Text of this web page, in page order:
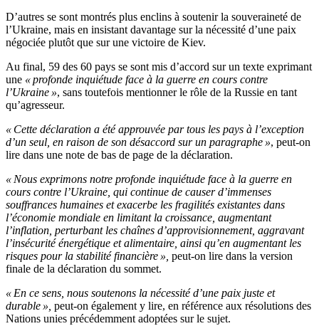
D’autres se sont montrés plus enclins à soutenir la souveraineté de
l’Ukraine, mais en insistant davantage sur la nécessité d’une paix
négociée plutôt que sur une victoire de Kiev.
Au final, 59 des 60 pays se sont mis d’accord sur un texte exprimant
une « profonde inquiétude face à la guerre en cours contre
l’Ukraine », sans toutefois mentionner le rôle de la Russie en tant
qu’agresseur.
« Cette déclaration a été approuvée par tous les pays à l’exception
d’un seul, en raison de son désaccord sur un paragraphe », peut-on
lire dans une note de bas de page de la déclaration.
« Nous exprimons notre profonde inquiétude face à la guerre en
cours contre l’Ukraine, qui continue de causer d’immenses
souffrances humaines et exacerbe les fragilités existantes dans
l’économie mondiale en limitant la croissance, augmentant
l’inflation, perturbant les chaînes d’approvisionnement, aggravant
l’insécurité énergétique et alimentaire, ainsi qu’en augmentant les
risques pour la stabilité financière », peut-on lire dans la version
finale de la déclaration du sommet.
« En ce sens, nous soutenons la nécessité d’une paix juste et
durable », peut-on également y lire, en référence aux résolutions des
Nations unies précédemment adoptées sur le sujet.